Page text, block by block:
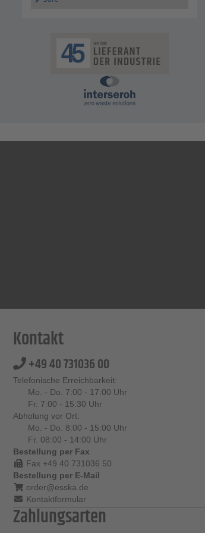
Kontakt
+49 40 731036 00
Telefonische Erreichbarkeit:
Mo. - Do. 7:00 - 17:00 Uhr
Fr. 7:00 - 15:30 Uhr
Abholung vor Ort:
Mo. - Do. 8:00 - 15:00 Uhr
Fr. 08:00 - 14:00 Uhr
Bestellung per Fax
Fax +49 40 731036 50
Bestellung per E-Mail
order@esska.de
Kontaktformular
Zahlungsarten